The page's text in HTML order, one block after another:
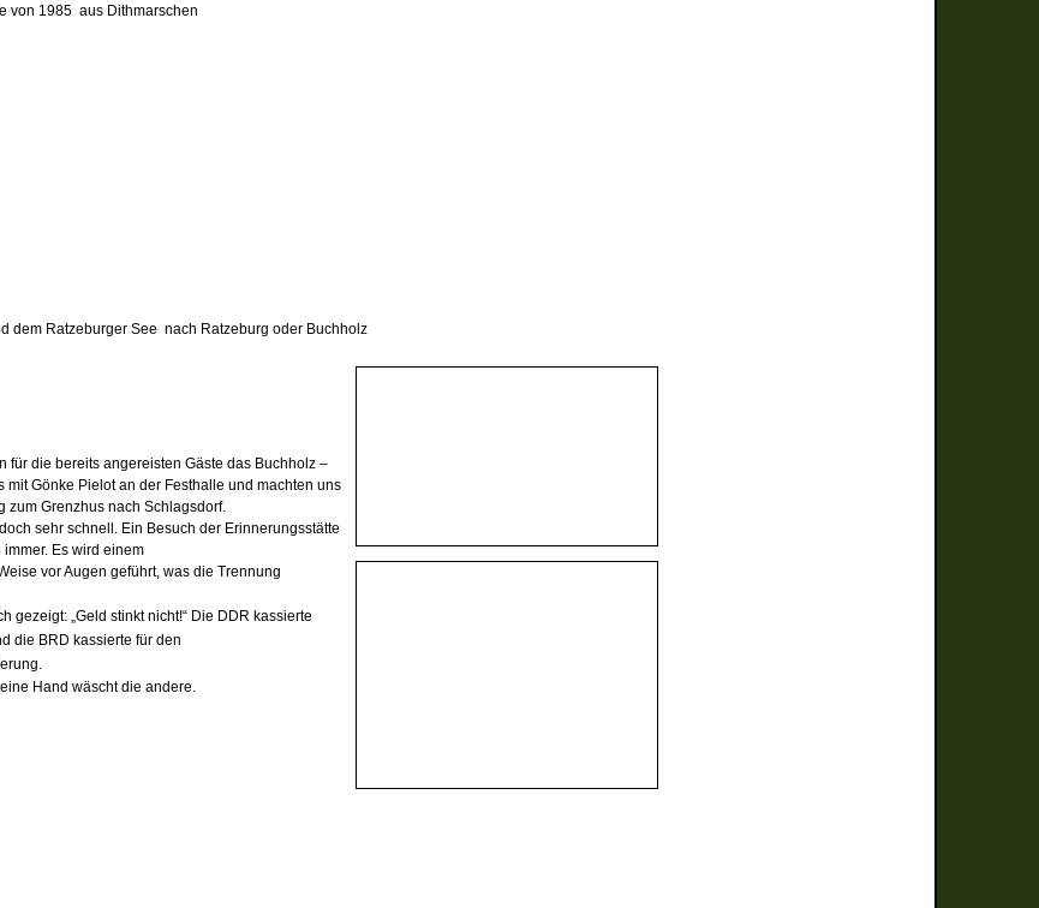
von 1985 aus Dithmarschen
dem Ratzeburger See nach Ratzeburg oder Buchholz
für die bereits angereisten Gäste das Buchholz –
mit Gönke Pielot an der Festhalle und machten uns
zum Grenzhus nach Schlagsdorf.
sehr schnell. Ein Besuch der Erinnerungsstätte
immer. Es wird einem
vor Augen geführt, was die Trennung
gezeigt: „Geld stinkt nicht!“ Die DDR kassierte
die BRDkassierte für den
Hand wäscht dieandere.